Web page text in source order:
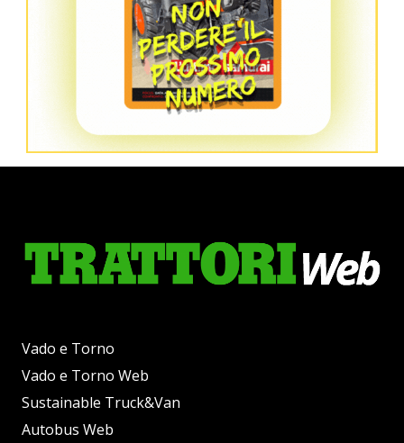
Vado e Torno
Vado e Torno Web
Sustainable Truck&Van
Autobus Web